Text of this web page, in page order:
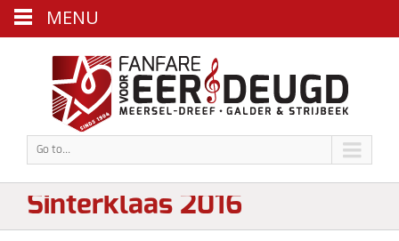
Go to...
Sinterklaas 2016
MENU